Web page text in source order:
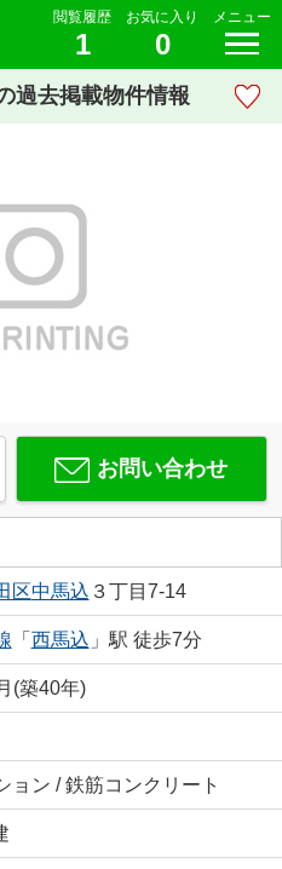
閲覧履歴
1
お気に入り
0
メニュー
過去掲載物件情報
お問い合わせ
区中馬込 ３丁目7-14
「 西馬込 」駅 徒歩7分
(築40年)
ョン / 鉄筋コンクリート